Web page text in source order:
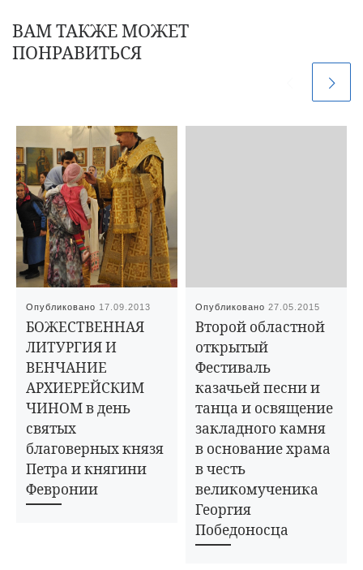
ВАМ ТАКЖЕ МОЖЕТ
ПОНРАВИТЬСЯ
Опубликовано 17.09.2013
БОЖЕСТВЕННАЯ
ЛИТУРГИЯ И
ВЕНЧАНИЕ
АРХИЕРЕЙСКИМ
ЧИНОМ в день
святых
благоверных князя
Петра и княгини
Февронии
Опубликовано27.05.2015
Второй областной
открытый
Фестиваль
казачьей песни и
танца и освящение
закладного камня
в основание храма
в честь
великомученика
Георгия
Победоносца